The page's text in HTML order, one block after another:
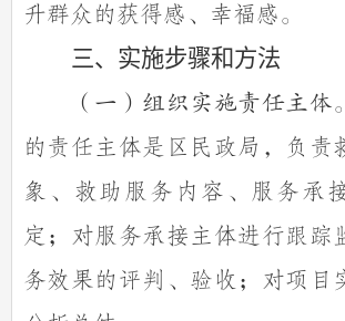
升群众的获得感、幸福感。
三、实施步骤和方法
（一）组织实施责任主体。
的责任主体是区民政局，负责
象、救助服务内容、服务承
定；对服务承接主体进行跟踪
务效果的评判、验收；对项目